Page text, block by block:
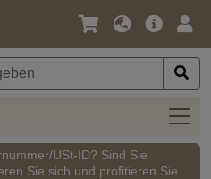
Sprache
Währung
USt-ID? Sind Sie
Sie sich und profitieren Sie